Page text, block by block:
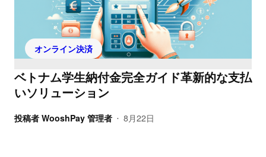
オンライン決済
ベトナム学生納付金完全ガイド革新的な支払
いソリューション
投稿者 WooshPay 管理者 • 8月22日